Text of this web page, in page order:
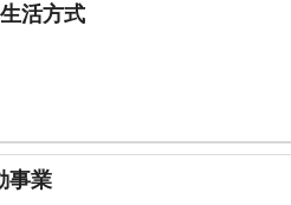
炫一個美好的生活方式
推動事業